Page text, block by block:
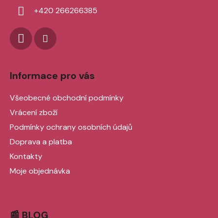
+420 266266385
Informace pro vás
Všeobecné obchodní podmínky
Vrácení zboží
Podmínky ochrany osobních údajů
Doprava a platba
Kontakty
Moje objednávka
📰 BLOG